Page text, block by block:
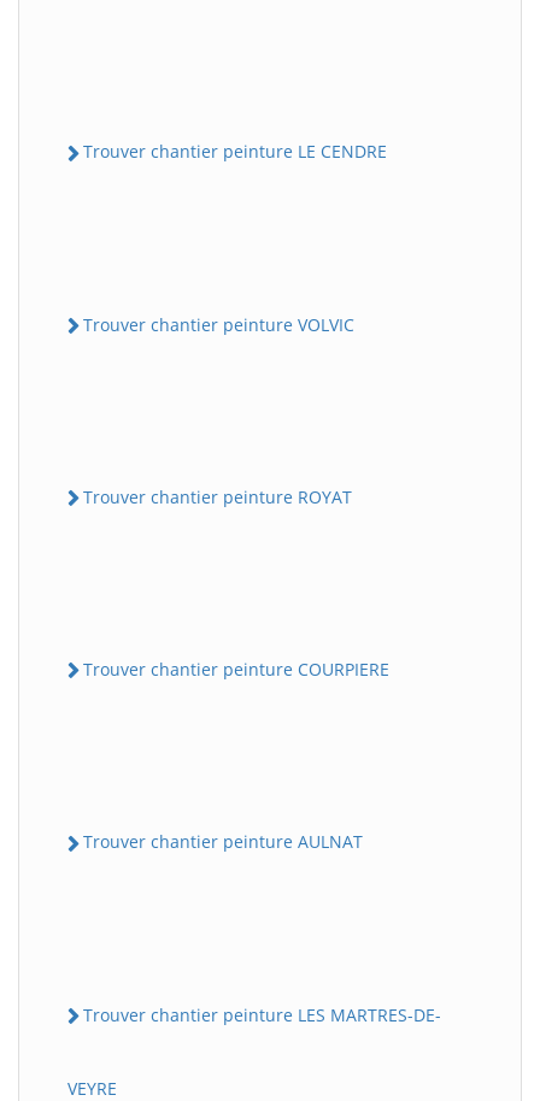
Trouver chantier peinture LE CENDRE
Trouver chantier peinture VOLVIC
Trouver chantier peinture ROYAT
Trouver chantier peinture COURPIERE
Trouver chantier peinture AULNAT
Trouver chantier peinture LES MARTRES-DE-
VEYRE